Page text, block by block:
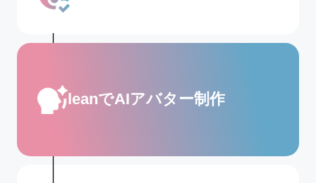
leanでAIアバター制作